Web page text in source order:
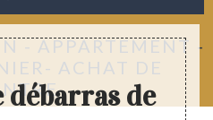
- APPARTEMENT -
ACHAT DE
de